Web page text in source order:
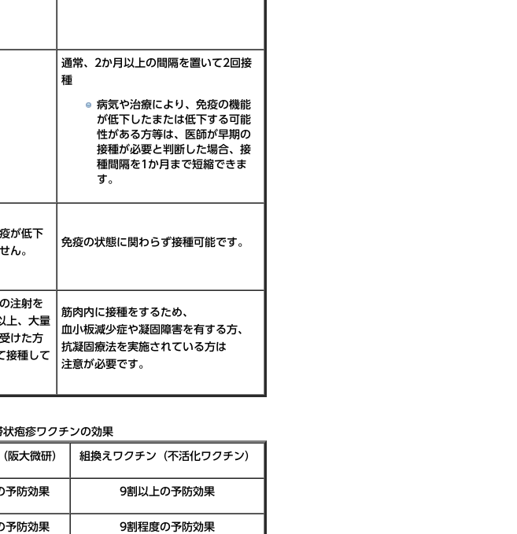
通常、2か月以上の間隔を置いて2回接
種
病気や治療により、免疫の機能
が低下したまたは低下する可能
性がある方等は、医師が早期の
接種が必要と判断した場合、接
種間隔を1か月まで短縮できま
す。
が低下
ん。
免疫の状態に関わらず接種可能です。
注射を
上、大量
けた方
接種して
筋肉内に接種をするため、
血小板減少症や凝固障害を有する方、
抗凝固療法を実施されている方は
注意が必要です。
状疱疹ワクチンの効果
阪大微研） 組換えワクチン（不活化ワクチン）
予防効果 9割以上の予防効果
予防効果 9割程度の予防効果